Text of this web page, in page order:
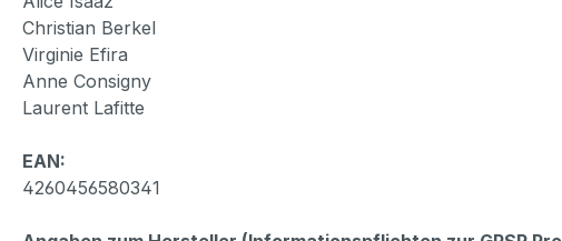
Christian Berkel
Virginie Efira
Anne Consigny
Laurent Lafitte
EAN:
4260456580341